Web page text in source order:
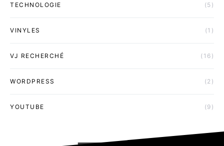
TECHNOLOGIE (5)
VINYLES (1)
VJ RECHERCHÉ (16)
WORDPRESS (2)
YOUTUBE (9)